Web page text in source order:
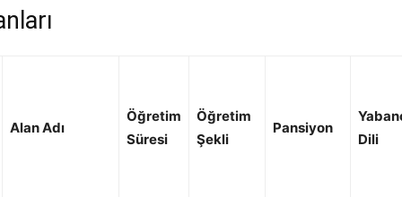
Alan Adı
Öğretim
Süresi
Öğretim
Şekli
Pansiyon
Dili